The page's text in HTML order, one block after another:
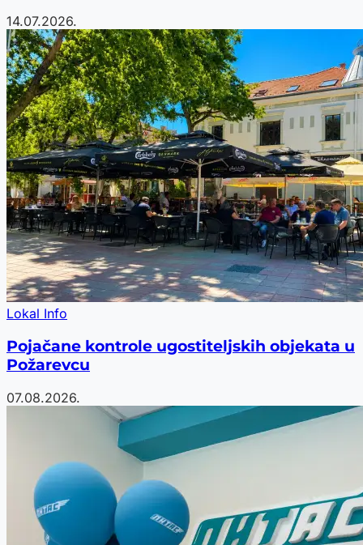
14.07.2026.
Lokal Info
Pojačane kontrole ugostiteljskih objekata u
Požarevcu
07.08.2026.